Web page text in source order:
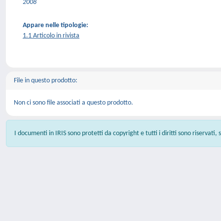
2008
Appare nelle tipologie:
1.1 Articolo in rivista
File in questo prodotto:
Non ci sono file associati a questo prodotto.
I documenti in IRIS sono protetti da copyright e tutti i diritti sono riservati,